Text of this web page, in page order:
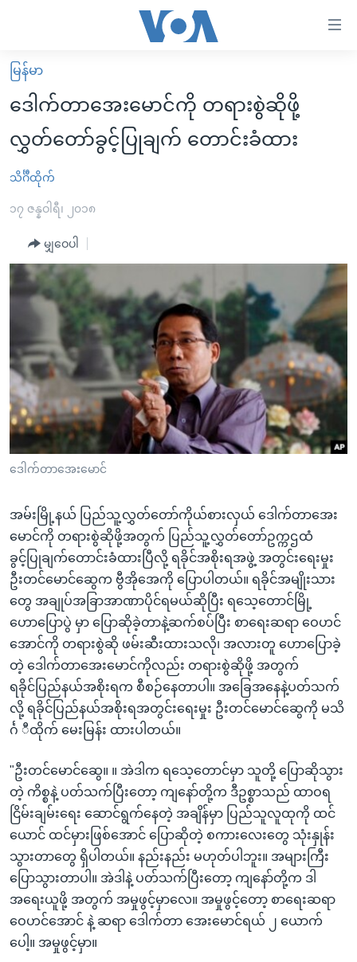
လွယ်ကူ
စေ
Link
များ
ပင်မ
ကျော်
ကြည့်
အ
ညွန်း
စာမျက်နှာ
သို့
ကျော်
ကြည့်
ရှာဖွေ
ရန်
နေရာ
သို့
ကျော်
ရန်
မူလစာမျက်နှာ
မြန်မာ
ကမ္ဘာ့သတင်းများ
နိုင်ငံတကာ
အမေရိကန်
အစ္စရေး-ပါလက်စတိုင်း
ဗွီဒီယို
သတင်းလွတ်လပ်ခွင့်
အင်္ဂလိပ်စာလေ့လာမယ်
အမေရိကန်သုံးအီဒီယံ
မကြေးမုံရဲ့ အင်္ဂလိပ်စာ
ရုပ်ရှင်ထဲက အင်္ဂလိပ်စာ
သုတပဒေသာ အင်္ဂလိပ်စာ
အပတ်စဉ်ကဏ္ဍများ
ရေဒီယို
တီဗွီ
ရေဒီယိုနှင့်ရုပ်သံ အချက်အလက်များ
ရေဒီယို/တီဗွီအစီအစဉ်
Learning English
ဗွီအိုအေ လူမှုကွန်ယက်များ
ဘာသာစကားများ
မြန်မာ
ဒေါက်တာအေးမောင်ကို တရားစွဲဆိုဖို့
လွှတ်တော်ခွင့်ပြုချက် တောင်းခံထား
သိင်္ဂီထိုက်
၁၇ ဇန္နဝါရီ၊ ၂၀၁၈
မျှဝေပါ
ဒေါက်တာအေးမောင်
အမ်းမြို့နယ် ပြည်သူ့လွှတ်တော်ကိုယ်စားလှယ် ဒေါက်တာအေး
မောင်ကို တရားစွဲဆိုဖို့အတွက် ပြည်သူ့လွှတ်တော်ဥက္ကဌထံ
ခွင့်ပြုချက်တောင်းခံထားပြီလို့ ရခိုင်အစိုးရအဖွဲ့ အတွင်းရေးမှုး
ဦးတင်မောင်ဆွေက ဗွီအိုအေကို ပြောပါတယ်။ ရခိုင်အမျိုးသား
တွေ အချုပ်အခြာအာဏာပိုင်ရမယ်ဆိုပြီး ရသေ့တောင်မြို့
ဟောပြောပွဲ မှာ ပြောဆိုခဲ့တာနဲ့ဆက်စပ်ပြီး စာရေးဆရာ ဝေဟင်
အောင်ကို တရားစွဲဆို ဖမ်းဆီးထားသလို၊ အလားတူ ဟောပြောခဲ့
တဲ့ ဒေါက်တာအေးမောင်ကိုလည်း တရားစွဲဆိုဖို့ အတွက်
ရခိုင်ပြည်နယ်အစိုးရက စီစဉ်နေတာပါ။ အခြေအနေနဲ့ပတ်သက်
လို့ ရခိုင်ပြည်နယ်အစိုးရအတွင်းရေးမှုး ဦးတင်မောင်ဆွေကို မသိ
င်္ဂ ီထိုက် မေးမြန်း ထားပါတယ်။
"ဦးတင်မောင်ဆွေ။ ။ အဲဒါက ရသေ့တောင်မှာ သူတို့ ပြောဆိုသွား
တဲ့ ကိစ္စနဲ့ ပတ်သက်ပြီးတော့ ကျနော်တို့က ဒီဥစ္စာသည် ထာဝရ
ငြိမ်းချမ်းရေး ဆောင်ရွက်နေတဲ့ အချိန်မှာ ပြည်သူလူထုကို ထင်
ယောင် ထင်မှားဖြစ်အောင် ပြောဆိုတဲ့ စကားလေးတွေ သုံးနှုန်း
သွားတာတွေ ရှိပါတယ်။ နည်းနည်း မဟုတ်ပါဘူး။ အများကြီး
ပြောသွားတာပါ။ အဲဒါနဲ့ ပတ်သက်ပြီးတော့ ကျနော်တို့က ဒါ
အရေးယူဖို့ အတွက် အမှုဖွင့်မှာလေ။ အမှုဖွင့်တော့ စာရေးဆရာ
ဝေဟင်အောင် နဲ့ ဆရာ ဒေါက်တာ အေးမောင်ရယ် ၂ ယောက်
ပေါ့။ အမှုဖွင့်မှာ။